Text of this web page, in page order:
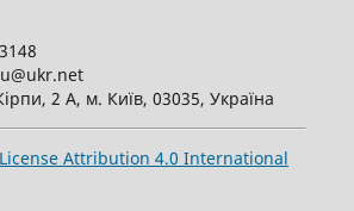
2 А, м. Київ, 03035, Україна
Attribution 4.0 International